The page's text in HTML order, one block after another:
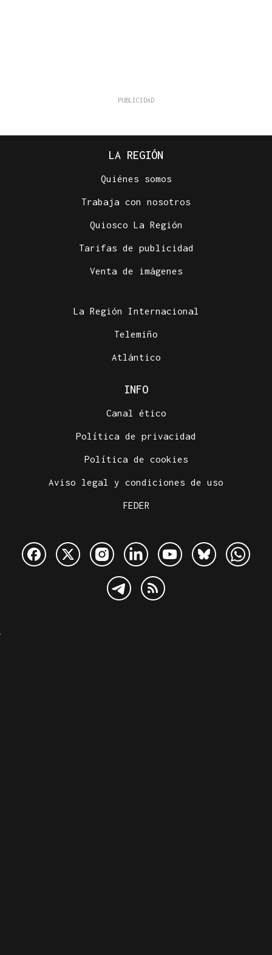
LA REGIÓN
Quiénes somos
Trabaja con nosotros
Quiosco La Región
Tarifas de publicidad
Venta de imágenes
La Región Internacional
Telemiño
Atlántico
INFO
Canal ético
Política de privacidad
Política de cookies
Aviso legal y condiciones de uso
FEDER